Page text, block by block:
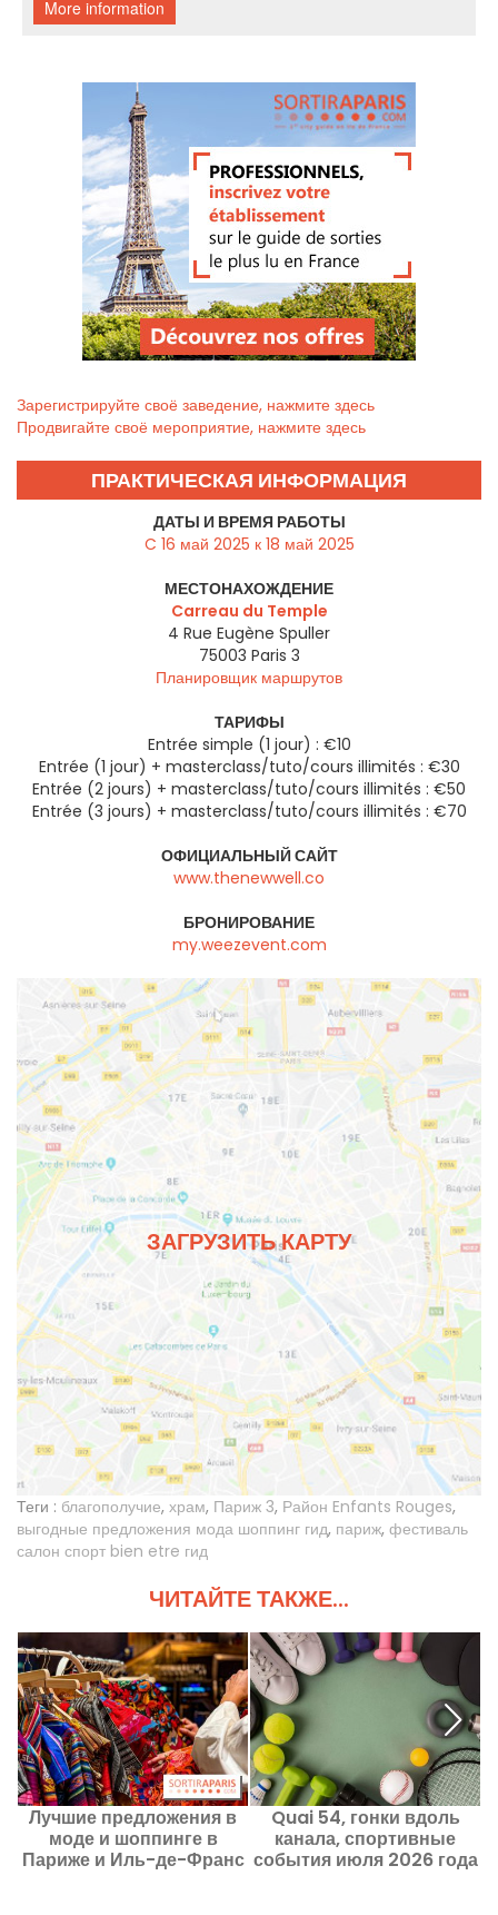
Зарегистрируйте своё заведение, нажмите здесь
Продвигайте своё мероприятие, нажмите здесь
ПРАКТИЧЕСКАЯ ИНФОРМАЦИЯ
ДАТЫ И ВРЕМЯ РАБОТЫ
C 16 май 2025 к 18 май 2025
МЕСТОНАХОЖДЕНИЕ
Carreau du Temple
4 Rue Eugène Spuller
75003 Paris 3
Планировщик маршрутов
ТАРИФЫ
Entrée simple (1 jour) : €10
Entrée (1 jour) + masterclass/tuto/cours illimités : €30
Entrée (2 jours) + masterclass/tuto/cours illimités : €50
Entrée (3 jours) + masterclass/tuto/cours illimités : €70
ОФИЦИАЛЬНЫЙ САЙТ
www.thenewwell.co
БРОНИРОВАНИЕ
my.weezevent.com
ЗАГРУЗИТЬ КАРТУ
Теги : благополучие, храм, Париж 3, Район Enfants Rouges,
выгодные предложения мода шоппинг гид, париж, фестиваль
салон спорт bien etre гид
ЧИТАЙТЕ ТАКЖЕ...
Лучшие предложения в
моде и шоппинге в
Париже и Иль-де-Франс
Quai 54, гонки вдоль
канала, спортивные
события июля 2026 года